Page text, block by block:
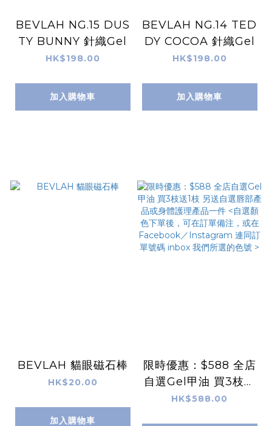
BEVLAH NG.15 DUS
TY BUNNY 針織Gel
HK$198.00
加入購物車
BEVLAH NG.14 TED
DY COCOA 針織Gel
HK$198.00
加入購物車
BEVLAH 貓眼磁石棒
HK$20.00
加入購物車
限時優惠：$588 全店
自選Gel甲油 買3枝送
1枝 另送自選唇部產品
HK$588.00